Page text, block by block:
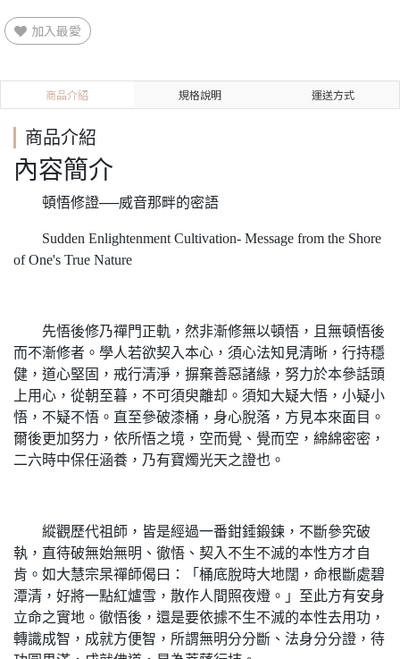
加入最愛
商品介紹 規格說明 運送方式
商品介紹
內容簡介
頓悟修證──威音那畔的密語
Sudden Enlightenment Cultivation- Message from the Shore
of One's True Nature
先悟後修乃禪門正軌，然非漸修無以頓悟，且無頓悟後
而不漸修者。學人若欲契入本心，須心法知見清晰，行持穩
健，道心堅固，戒行清淨，摒棄善惡諸緣，努力於本參話頭
上用心，從朝至暮，不可須臾離却。須知大疑大悟，小疑小
悟，不疑不悟。直至參破漆桶，身心脫落，方見本來面目。
爾後更加努力，依所悟之境，空而覺、覺而空，綿綿密密，
二六時中保任涵養，乃有寶燭光天之證也。
縱觀歷代祖師，皆是經過一番鉗錘鍛鍊，不斷參究破
執，直待破無始無明、徹悟、契入不生不滅的本性方才自
肯。如大慧宗杲禪師偈曰：「桶底脫時大地闊，命根斷處碧
潭清，好將一點紅爐雪，散作人間照夜燈。」至此方有安身
立命之實地。徹悟後，還是要依據不生不滅的本性去用功，
轉識成智，成就方便智，所謂無明分分斷、法身分分證，待